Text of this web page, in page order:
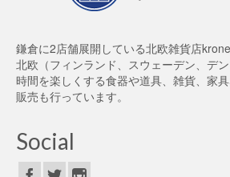
鎌倉に2店舗展開している北欧雑貨店
北欧（フィンランド、スウェーデン、デ
時間を楽しくする食器や道具、雑貨、家
販売も行っています。
Social